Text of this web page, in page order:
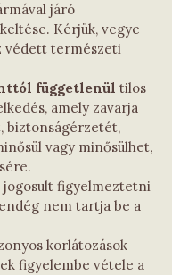
járó
Kérjük, vegye
védett természeti
függetlenül tilos
amely zavarja
biztonságérzetét,
vagy minősülhet,
jogosult figyelmeztetni
nem tartja be a
korlátozások
figyelembe vétele a